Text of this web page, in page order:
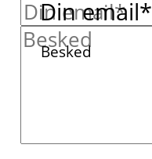
Din email*
Besked